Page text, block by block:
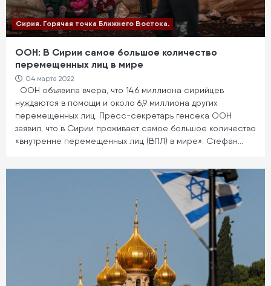
Сирия. Горячая точка Ближнего Востока.
ООН: В Сирии самое большое количество
перемещенных лиц в мире
04 марта 2022
ООН объявила вчера, что 14,6 миллиона сирийцев
нуждаются в помощи и около 6,9 миллиона других
перемещенных лиц. Пресс-секретарь генсека ООН
заявил, что в Сирии проживает самое большое количество
«внутренне перемещенных лиц (ВПЛ) в мире». Стефан…